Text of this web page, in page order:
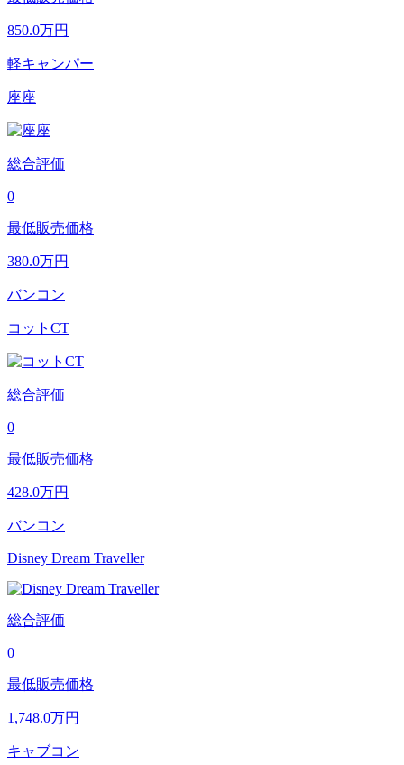
850.0万円
軽キャンパー
座座
総合評価
0
最低販売価格
380.0万円
バンコン
コットCT
総合評価
0
最低販売価格
428.0万円
バンコン
Disney Dream Traveller
総合評価
0
最低販売価格
1,748.0万円
キャブコン